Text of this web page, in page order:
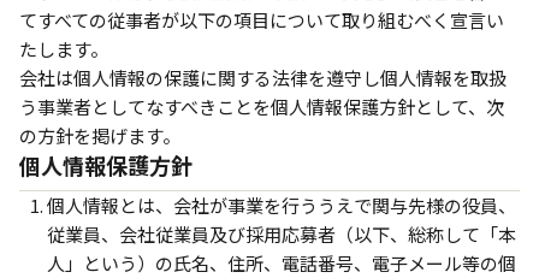
てすべての従事者が以下の項目について取り組むべく宣言い
たします。
会社は個人情報の保護に関する法律を遵守し個人情報を取扱
う事業者としてなすべきことを個人情報保護方針として、次
の方針を掲げます。
個人情報保護方針
個人情報とは、会社が事業を行ううえで関与先様の役員、
従業員、会社従業員及び採用応募者（以下、総称して「本
人」という）の氏名、住所、電話番号、電子メール等の個